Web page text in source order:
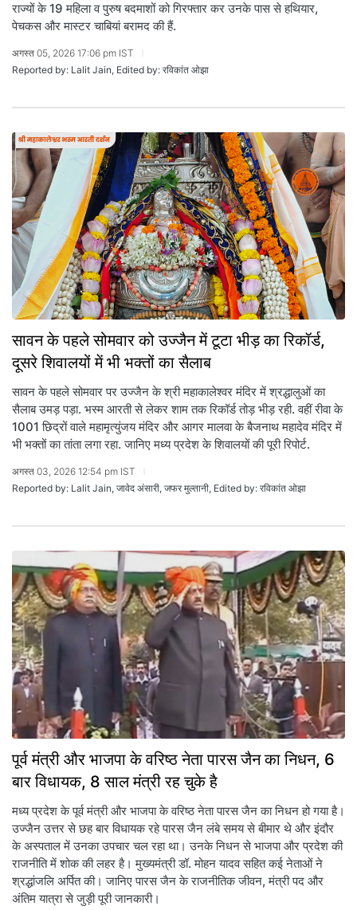
राज्यों के 19 महिला व पुरुष बदमाशों को गिरफ्तार कर उनके पास से हथियार,
पेचकस और मास्टर चाबियां बरामद की हैं.
अगस्त 05, 2026 17:06 pm IST
Reported by: Lalit Jain, Edited by: रविकांत ओझा
सावन के पहले सोमवार को उज्जैन में टूटा भीड़ का रिकॉर्ड,
दूसरे शिवालयों में भी भक्तों का सैलाब
सावन के पहले सोमवार पर उज्जैन के श्री महाकालेश्वर मंदिर में श्रद्धालुओं का
सैलाब उमड़ पड़ा. भस्म आरती से लेकर शाम तक रिकॉर्ड तोड़ भीड़ रही. वहीं रीवा के
1001 छिद्रों वाले महामृत्युंजय मंदिर और आगर मालवा के बैजनाथ महादेव मंदिर में
भी भक्तों का तांता लगा रहा. जानिए मध्य प्रदेश के शिवालयों की पूरी रिपोर्ट.
अगस्त 03, 2026 12:54 pm IST
Reported by: Lalit Jain, जावेद अंसारी, जफर मुल्तानी, Edited by: रविकांत ओझा
पूर्व मंत्री और भाजपा के वरिष्ठ नेता पारस जैन का निधन, 6
बार विधायक, 8 साल मंत्री रह चुके है
मध्य प्रदेश के पूर्व मंत्री और भाजपा के वरिष्ठ नेता पारस जैन का निधन हो गया है।
उज्जैन उत्तर से छह बार विधायक रहे पारस जैन लंबे समय से बीमार थे और इंदौर
के अस्पताल में उनका उपचार चल रहा था। उनके निधन से भाजपा और प्रदेश की
राजनीति में शोक की लहर है। मुख्यमंत्री डॉ. मोहन यादव सहित कई नेताओं ने
श्रद्धांजलि अर्पित की। जानिए पारस जैन के राजनीतिक जीवन, मंत्री पद और
अंतिम यात्रा से जुड़ी पूरी जानकारी।